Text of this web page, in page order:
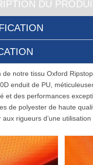
DU
de notre tissu Oxford
enduit de PU,
et des performances
de polyester de haute
aux rigueurs d’une utilisation